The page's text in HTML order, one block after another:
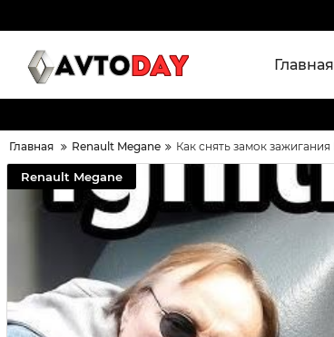
Главная
Главная Renault Megane Как снять замок
Renault Megane